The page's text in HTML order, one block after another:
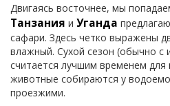
Двигаясь восточнее, мы
Танзания и Уганда
сафари. Здесь четко выражены
влажный. Сухой сезон (обычно с
считается лучшим временем для
животные собираются у
проезжими.